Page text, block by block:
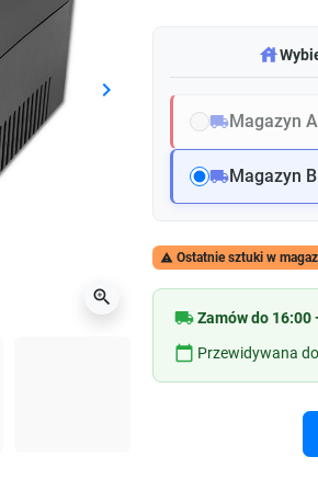
Następny
keyboard_arrow_right
zoom_in
warehouse
local_shippingMagazyn A
local_shippingMagazyn B
 Ostatnie sztuki w
local_shippingZamów do
calendar_today Przewidywana